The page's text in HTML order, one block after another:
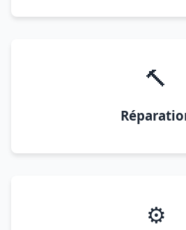
🔨
⚙️